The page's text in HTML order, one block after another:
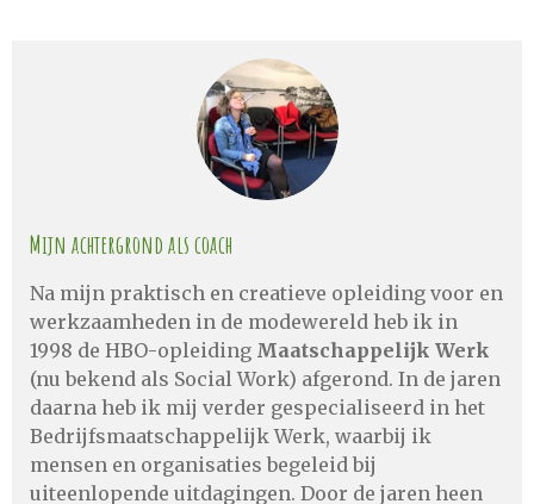
Mijn achtergrond als coach
Na mijn praktisch en creatieve opleiding voor en
werkzaamheden in de modewereld heb ik in
1998 de HBO-opleiding Maatschappelijk Werk
(nu bekend als Social Work) afgerond. In de jaren
daarna heb ik mij verder gespecialiseerd in het
Bedrijfsmaatschappelijk Werk, waarbij ik
mensen en organisaties begeleid bij
uiteenlopende uitdagingen. Door de jaren heen